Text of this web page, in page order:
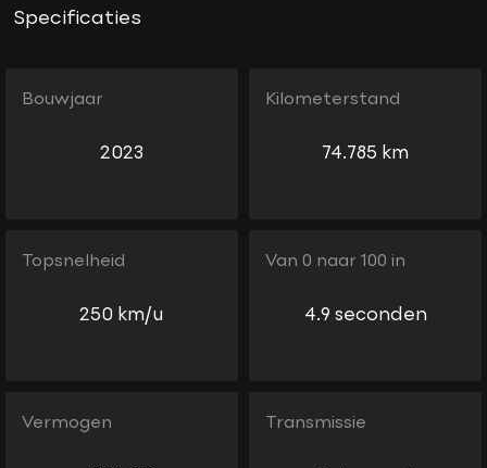
Specificaties
Bouwjaar
2023
Kilometerstand
74.785 km
Topsnelheid
250 km/u
Van 0 naar 100 in
4.9 seconden
Vermogen Transmissie